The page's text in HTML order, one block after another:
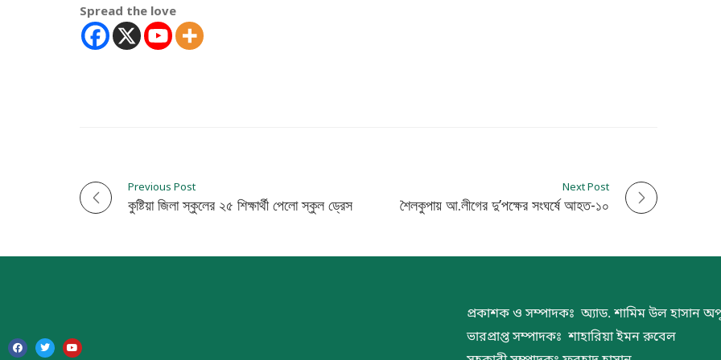
Spread the love
P
n
Previous Post
কুষ্টিয়া জিলা স্কুলের ২৫ শিক্ষার্থী পেলো স্কুল ড্রেস
Next Post
শৈলকুপায় আ.লীগের দু’পক্ষের সংঘর্ষে আহত-১০
প্রকাশক ও সম্পাদকঃ অ্যাড. শামিম উল হাসান
ভারপ্রাপ্ত সম্পাদকঃ শাহারিয়া ইমন রুবেল